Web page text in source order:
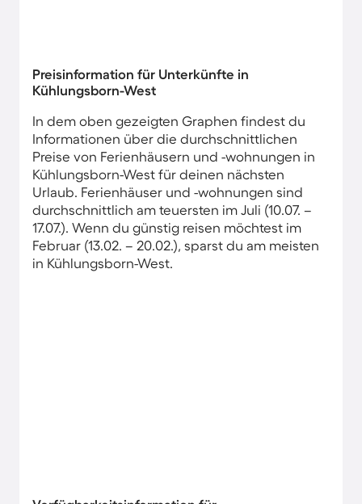
Preisinformation für Unterkünfte in
Kühlungsborn-West
In dem oben gezeigten Graphen findest du
Informationen über die durchschnittlichen
Preise von Ferienhäusern und -wohnungen in
Kühlungsborn-West für deinen nächsten
Urlaub. Ferienhäuser und -wohnungen sind
durchschnittlich am teuersten im Juli (10.07. –
17.07.). Wenn du günstig reisen möchtest im
Februar (13.02. – 20.02.), sparst du am meisten
in Kühlungsborn-West.